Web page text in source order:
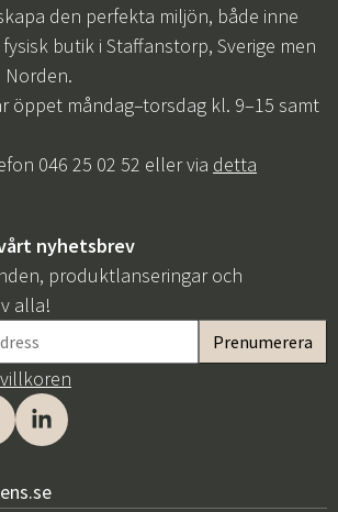
den perfekta miljön, både inne
butik i Staffanstorp, Sverige men
Norden.
öppet måndag–torsdag kl. 9–15 samt
046 25 02 52 eller via detta
nyhetsbrev
produktlanseringar och
alla!
villkoren